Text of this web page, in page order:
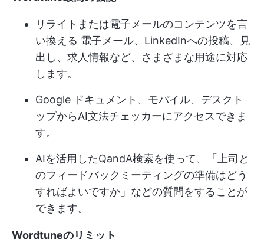
リライトまたは電子メールのコンテンツを言
い換える 電子メール、LinkedInへの投稿、見
出し、求人情報など、さまざまな用途に対応
します。
Google ドキュメント、モバイル、デスクト
ップからAI文法チェッカーにアクセスできま
す。
AIを活用したQandA検索を使って、「上司と
のフィードバックミーティングの準備はどう
すればよいですか」などの質問をすることが
できます。
Wordtuneのリミット